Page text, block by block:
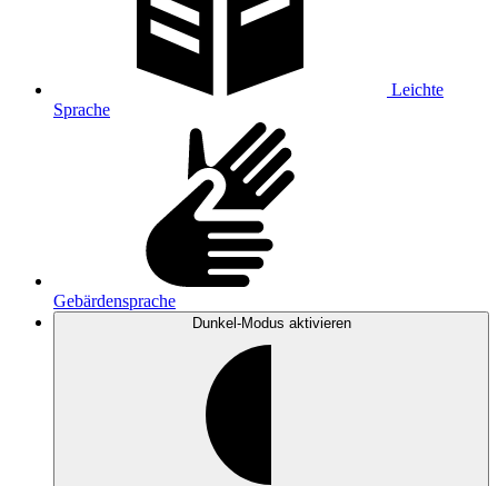
Leichte
Sprache
Gebärdensprache
Dunkel-Modus aktivieren